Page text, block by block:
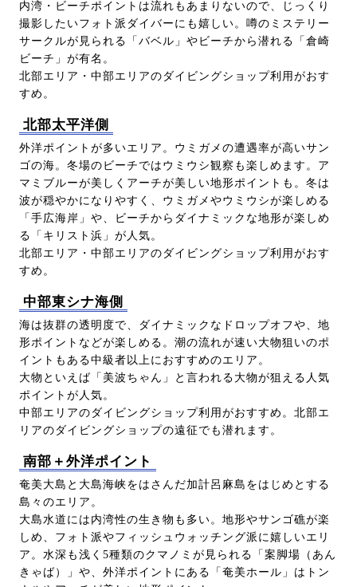
内湾・ビーチポイントは流れもあまりないので、じっくり
撮影したいフォト派ダイバーにも嬉しい。噂のミステリー
サークルが見られる「バベル」やビーチから潜れる「倉崎
ビーチ」が有名。
北部エリア・中部エリアのダイビングショップ利用がおす
すめ。
北部太平洋側
外洋ポイントが多いエリア。ウミガメの遭遇率が高いサン
ゴの海。冬場のビーチではウミウシ観察も楽しめます。ア
マミブルーが美しくアーチが美しい地形ポイントも。冬は
波が穏やかになりやすく、ウミガメやウミウシが楽しめる
「手広海岸」や、ビーチからダイナミックな地形が楽しめ
る「キリスト浜」が人気。
北部エリア・中部エリアのダイビングショップ利用がおす
すめ。
中部東シナ海側
海は抜群の透明度で、ダイナミックなドロップオフや、地
形ポイントなどが楽しめる。潮の流れが速い大物狙いのポ
イントもある中級者以上におすすめのエリア。
大物といえば「美波ちゃん」と言われる大物が狙える人気
ポイントが人気。
中部エリアのダイビングショップ利用がおすすめ。北部エ
リアのダイビングショップの遠征でも潜れます。
南部＋外洋ポイント
奄美大島と大島海峡をはさんだ加計呂麻島をはじめとする
島々のエリア。
大島水道には内湾性の生き物も多い。地形やサンゴ礁が楽
しめ、フォト派やフィッシュウォッチング派に嬉しいエリ
ア。水深も浅く5種類のクマノミが見られる「案脚場（あん
きゃば）」や、外洋ポイントにある「奄美ホール」はトン